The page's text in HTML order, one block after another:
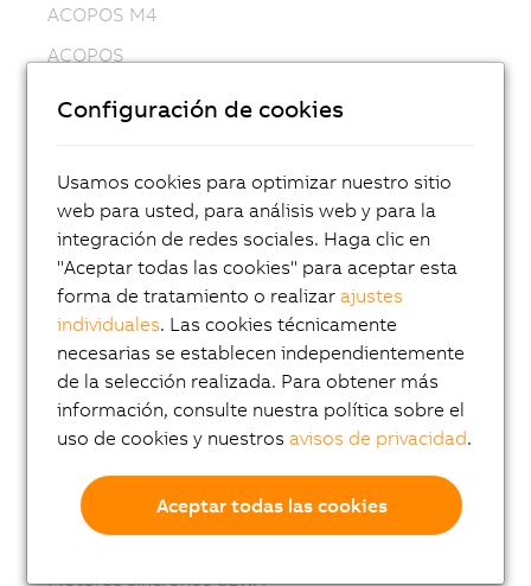
ACOPOS M4
ACOPOS
ACOPOSremote
ACOPOSmotor
Variable frequency drives (VFD)
8LS-4 synchronous motors
8MS-4 synchronous motors
ACOPOSmotor Compact
Servomotores 8WSA
Motores síncronos 8LVA
Motores reductores 8LVB
Motores síncronos 8LWA
Configuración de cookies
Usamos cookies para optimizar nuestro sitio
web para usted, para análisis web y para la
integración de redes sociales. Haga clic en
"Aceptar todas las cookies" para aceptar esta
forma de tratamiento o realizarajustes
individuales. Las cookies técnicamente
necesarias se establecen independientemente
de la selección realizada. Para obtener más
información, consulte nuestra política sobre el
uso de cookies y nuestrosavisos de privacidad.
Aceptar todas las cookies